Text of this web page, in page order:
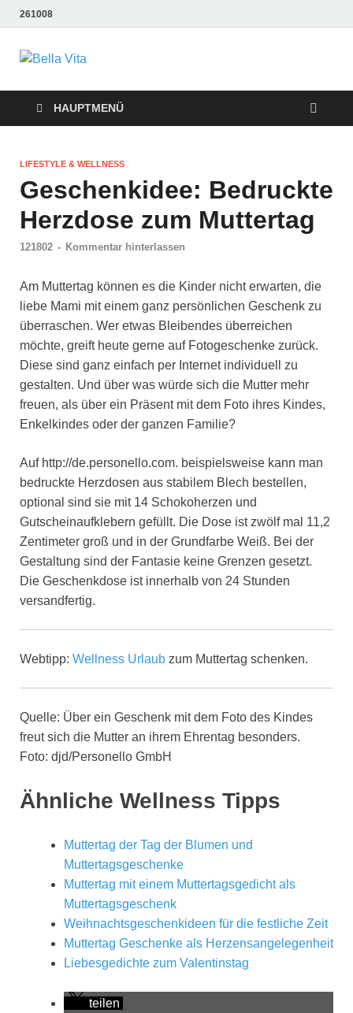
261008
Bella Vita
Wellness Fitness
Tipps
Tipps
HAUPTMENÜ
LIFESTYLE & WELLNESS
Geschenkidee: Bedruckte
Herzdose zum Muttertag
121802 - Kommentar hinterlassen
Am Muttertag können es die Kinder nicht erwarten, die
liebe Mami mit einem ganz persönlichen Geschenk zu
überraschen. Wer etwas Bleibendes überreichen
möchte, greift heute gerne auf Fotogeschenke zurück.
Diese sind ganz einfach per Internet individuell zu
gestalten. Und über was würde sich die Mutter mehr
freuen, als über ein Präsent mit dem Foto ihres Kindes,
Enkelkindes oder der ganzen Familie?
Auf http://de.personello.com. beispielsweise kann man
bedruckte Herzdosen aus stabilem Blech bestellen,
optional sind sie mit 14 Schokoherzen und
Gutscheinaufklebern gefüllt. Die Dose ist zwölf mal 11,2
Zentimeter groß und in der Grundfarbe Weiß. Bei der
Gestaltung sind der Fantasie keine Grenzen gesetzt.
Die Geschenkdose ist innerhalb von 24 Stunden
versandfertig.
Webtipp: Wellness Urlaub zum Muttertag schenken.
Quelle: Über ein Geschenk mit dem Foto des Kindes
freut sich die Mutter an ihrem Ehrentag besonders.
Foto: djd/Personello GmbH
Ähnliche Wellness Tipps
Muttertag der Tag der Blumen und
Muttertagsgeschenke
Muttertag mit einem Muttertagsgedicht als
Muttertagsgeschenk
Weihnachtsgeschenkideen für die festliche Zeit
Muttertag Geschenke als Herzensangelegenheit
Liebesgedichte zum Valentinstag
teilen